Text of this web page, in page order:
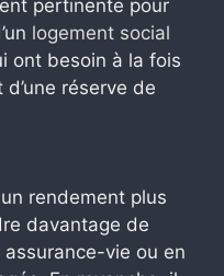
pertinente pour
logement social
ont besoin à la fois
réserve de
rendement plus
davantage de
vie ou en